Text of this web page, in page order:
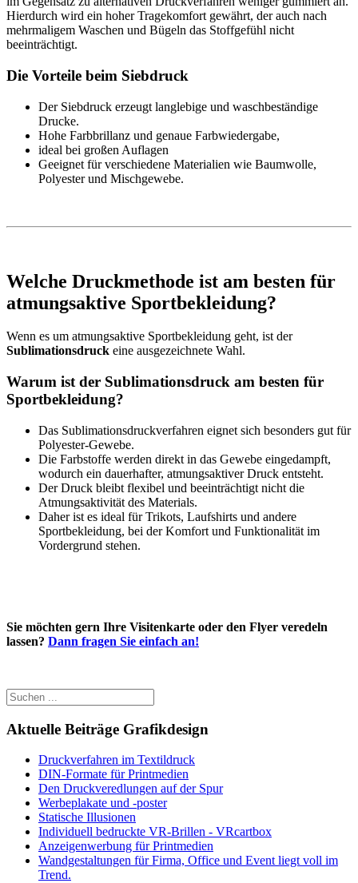
Hierdurch wird ein hoher Tragekomfort gewährt, der auch nach
mehrmaligem Waschen und Bügeln das Stoffgefühl nicht
beeinträchtigt.
Die Vorteile beim Siebdruck
Der Siebdruck erzeugt langlebige und waschbeständige
Drucke.
Hohe Farbbrillanz und genaue Farbwiedergabe,
ideal bei großen Auflagen
Geeignet für verschiedene Materialien wie Baumwolle,
Polyester und Mischgewebe.
Welche Druckmethode ist am besten für
atmungsaktive Sportbekleidung?
Wenn es um atmungsaktive Sportbekleidung geht, ist der
Sublimationsdruck eine ausgezeichnete Wahl.
Warum ist der Sublimationsdruck am besten für
Sportbekleidung?
Das Sublimationsdruckverfahren eignet sich besonders gut für
Polyester-Gewebe.
Die Farbstoffe werden direkt in das Gewebe eingedampft,
wodurch ein dauerhafter, atmungsaktiver Druck entsteht.
Der Druck bleibt flexibel und beeinträchtigt nicht die
Atmungsaktivität des Materials.
Daher ist es ideal für Trikots, Laufshirts und andere
Sportbekleidung, bei der Komfort und Funktionalität im
Vordergrund stehen.
Sie möchten gern Ihre Visitenkarte oder den Flyer veredeln
lassen? Dann fragen Sie einfach an!
Aktuelle Beiträge Grafikdesign
Druckverfahren im Textildruck
DIN-Formate für Printmedien
Den Druckveredlungen auf der Spur
Werbeplakate und -poster
Statische Illusionen
Individuell bedruckte VR-Brillen - VRcartbox
Anzeigenwerbung für Printmedien
Wandgestaltungen für Firma, Office und Event liegt voll im
Trend.